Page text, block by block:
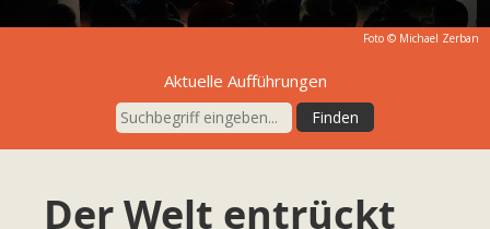
Foto © Michael Zerban
Aktuelle Aufführungen
Der Welt entrückt